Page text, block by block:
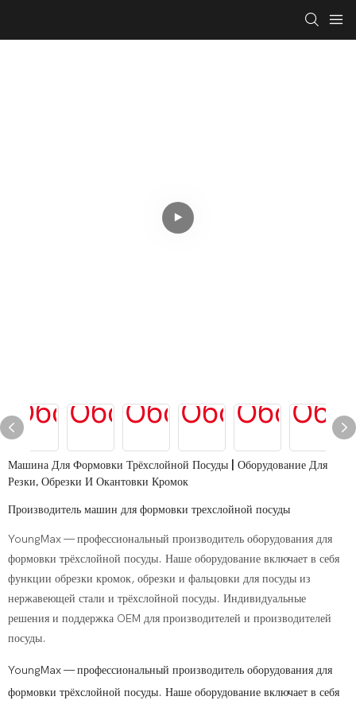
Машина Для Формовки Трёхслойной Посуды | Оборудование Для
Резки, Обрезки И Окантовки Кромок
Производитель машин для формовки трехслойной посуды
YoungMax — профессиональный производитель оборудования для
формовки трёхслойной посуды. Наше оборудование включает в себя
функции обрезки кромок, обрезки и фальцовки для посуды из
нержавеющей стали и трёхслойной посуды. Индивидуальные
решения и поддержка OEM для производителей и производителей
посуды.
YoungMax — профессиональный производитель оборудования для
формовки трёхслойной посуды. Наше оборудование включает в себя